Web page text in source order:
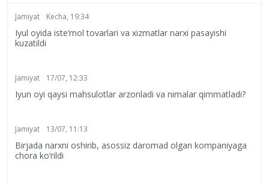
Jamiyat Kecha, 19:34
Iyul oyida iste’mol tovarlari va xizmatlar narxi pasayishi
kuzatildi
Jamiyat 17/07, 12:33
Iyun oyi qaysi mahsulotlar arzonladi va nimalar qimmatladi?
Jamiyat 13/07, 11:13
Birjada narxni oshirib, asossiz daromad olgan kompaniyaga
chora ko‘rildi